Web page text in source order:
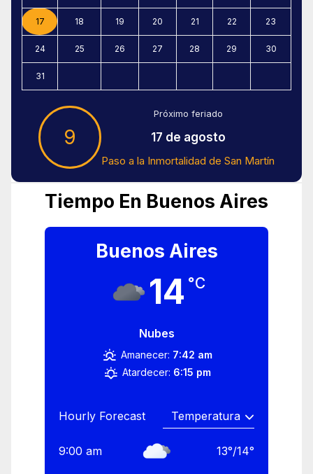
17 18 19 20 21 22 23
24 25 26 27 28 29 30
31
9
Próximo feriado
17 de agosto
Paso a la Inmortalidad de San Martín
Tiempo En Buenos Aires
Buenos Aires
14 °C
Nubes
Amanecer: 7:42 am
Atardecer: 6:15 pm
Hourly Forecast
9:00 am 13°/14°